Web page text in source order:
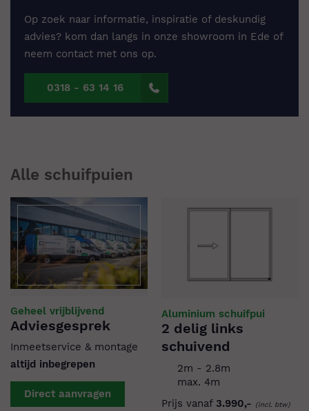
Op zoek naar informatie, inspiratie of deskundig
advies? kom dan langs in onze showroom in Ede of
neem contact met ons op.
0318 - 63 14 16
Alle schuifpuien
Geheel vrijblijvend
Adviesgesprek
Inmeetservice & montage
altijd inbegrepen
Direct aanvragen
Aluminium schuifpui
2 delig links
schuivend
2m - 2.8m
max. 4m
Prijs vanaf 3.990,- (incl. btw)